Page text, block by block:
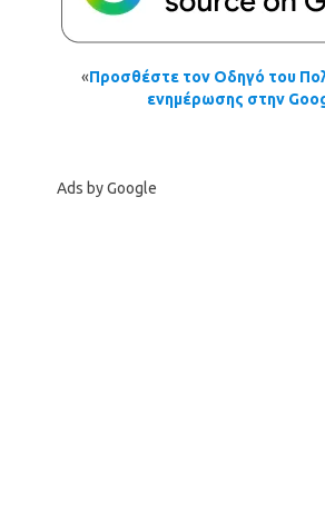
«Προσθέστε τον Οδηγό του
ενημέρωσης στην
Ads by Google